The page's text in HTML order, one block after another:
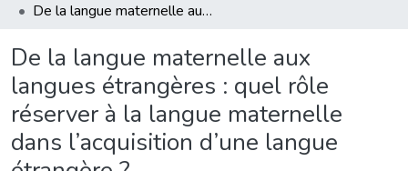
De la langue maternelle aux langues étrangères : quel rôle réserver à la langue maternelle dans l’acquisition d’une langue étrangère ?
De la langue maternelle aux
langues étrangères : quel rôle
réserver à la langue maternelle
dans l’acquisition d’une langue